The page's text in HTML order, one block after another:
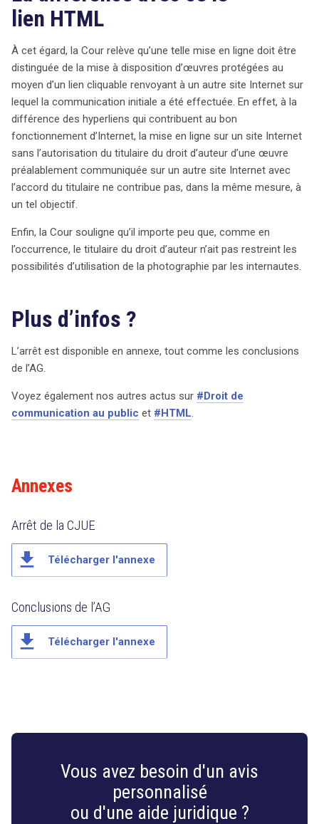
lien HTML
À cet égard, la Cour relève qu’une telle mise en ligne doit être
distinguée de la mise à disposition d’œuvres protégées au
moyen d’un lien cliquable renvoyant à un autre site Internet sur
lequel la communication initiale a été effectuée. En effet, à la
différence des hyperliens qui contribuent au bon
fonctionnement d’Internet, la mise en ligne sur un site Internet
sans l’autorisation du titulaire du droit d’auteur d’une œuvre
préalablement communiquée sur un autre site Internet avec
l’accord du titulaire ne contribue pas, dans la même mesure, à
un tel objectif.
Enfin, la Cour souligne qu’il importe peu que, comme en
l’occurrence, le titulaire du droit d’auteur n’ait pas restreint les
possibilités d’utilisation de la photographie par les internautes.
Plus d’infos ?
L’arrêt est disponible en annexe, tout comme les conclusions
de l’AG.
Voyez également nos autres actus sur #Droit de
communication au public et #HTML.
Annexes
Arrêt de la CJUE
file_download Télécharger l'annexe
Conclusions de l’AG
file_download Télécharger l'annexe
Vous avez besoin d'un avis
personnalisé
ou d'une aide juridique ?